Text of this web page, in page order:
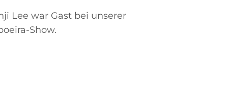
Lee war Gast bei unserer
Show.